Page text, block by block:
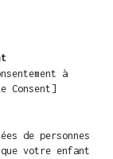
à
Consent]
de personnes
votre enfant